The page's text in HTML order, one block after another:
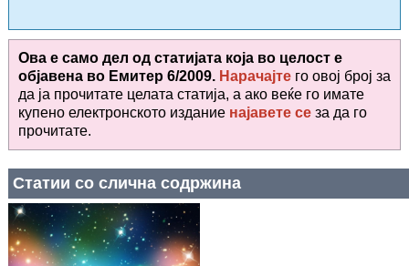
Ова е само дел од статијата која во целост е
објавена во Емитер 6/2009. Нарачајте го овој број за
да ја прочитате целата статија, а ако веќе го имате
купено електронското издание најавете се за да го
прочитате.
Статии со слична содржина